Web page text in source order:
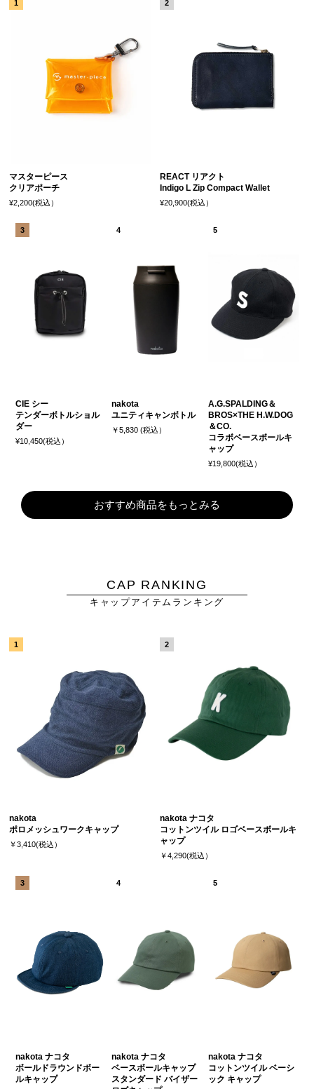
マスターピース
クリアポーチ
¥2,200(税込）
REACT リアクト
Indigo L Zip Compact Wallet
¥20,900(税込）
CIE シー
テンダーボトルショル
ダー
¥10,450(税込）
nakota
ユニティキャンボトル
￥5,830 (税込）
A.G.SPALDING＆
BROS×THE H.W.DOG
＆CO.
コラボベースボールキ
ャップ
¥19,800(税込）
おすすめ商品をもっとみる
CAP RANKING
キャップアイテムランキング
nakota
ポロメッシュワークキャップ
￥3,410(税込）
nakota ナコタ
コットンツイル ロゴベースボールキ
ャップ
￥4,290(税込）
nakota ナコタ
ボールドラウンドボー
ルキャップ
nakota ナコタ
ベースボールキャップ
スタンダード バイザー
nakota ナコタ
コットンツイル ベーシ
ック キャップ